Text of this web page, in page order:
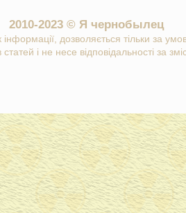
2010-2023 © Я чернобылец
дозволяється тільки за
і не несе відповідальності за